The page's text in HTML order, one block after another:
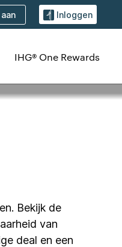
Inloggen
IHG® One Rewards
Bekijk de
van
deal en een